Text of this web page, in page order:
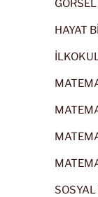
HAYAT